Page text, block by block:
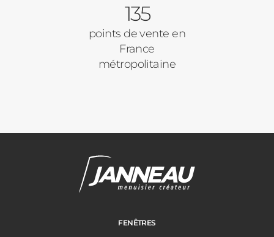
135
points de vente en
France
métropolitaine
FENÊTRES